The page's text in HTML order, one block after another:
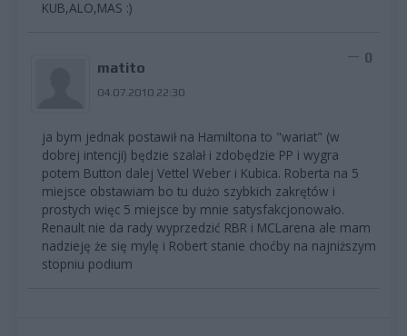
KUB,ALO,MAS :)
matito
04.07.2010 22:30
0
ja bym jednak postawił na Hamiltona to "wariat" (w
dobrej intencji) będzie szalał i zdobędzie PP i wygra
potem Button dalej Vettel Weber i Kubica. Roberta na 5
miejsce obstawiam bo tu dużo szybkich zakrętów i
prostych więc 5 miejsce by mnie satysfakcjonowało.
Renault nie da rady wyprzedzić RBR i MCLarena ale mam
nadzieję że się mylę i Robert stanie choćby na najniższym
stopniu podium